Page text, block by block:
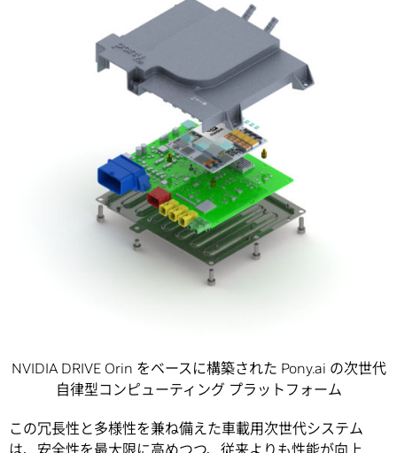
NVIDIA DRIVE Orin をベースに構築された Pony.ai の次世代
自律型コンピューティング プラットフォーム
この冗長性と多様性を兼ね備えた車載用次世代システム